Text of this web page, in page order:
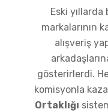
Eski
markalarının
alışveriş
gösterirlerdi.
komisyonla
Ortaklığı